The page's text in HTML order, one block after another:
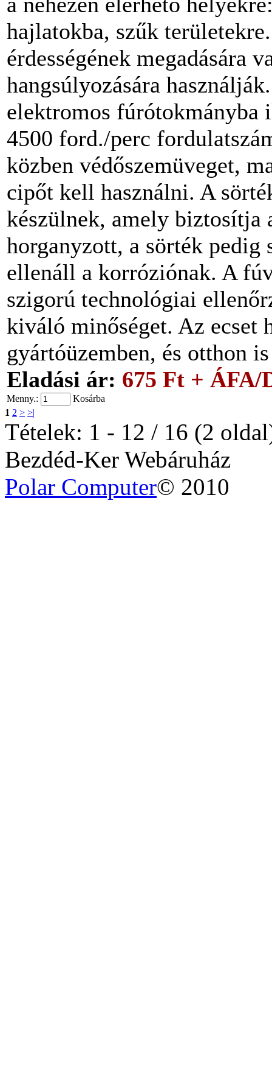
hajlatokba, szűk
érdességének megadására
hangsúlyozására
elektromos fúrótokmányba
4500 ford./perc
közben védőszemüveget,
cipőt kell használni. A
készülnek, amely biztosítja
horganyzott, a sörték pedig
ellenáll a korróziónak. A
szigorú technológiai
kiváló minőséget. Az ecset
gyártóüzemben, és otthon
Eladási ár: 675 Ft + ÁFA/
Menny.:
Kosárba
1 2 > >|
Tételek: 1 - 12 / 16 (2
Bezdéd-Ker Webáruház
Polar Computer© 2010